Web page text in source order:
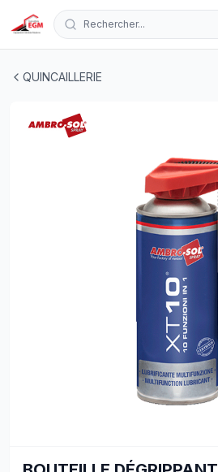
Rechercher...
QUINCAILLERIE